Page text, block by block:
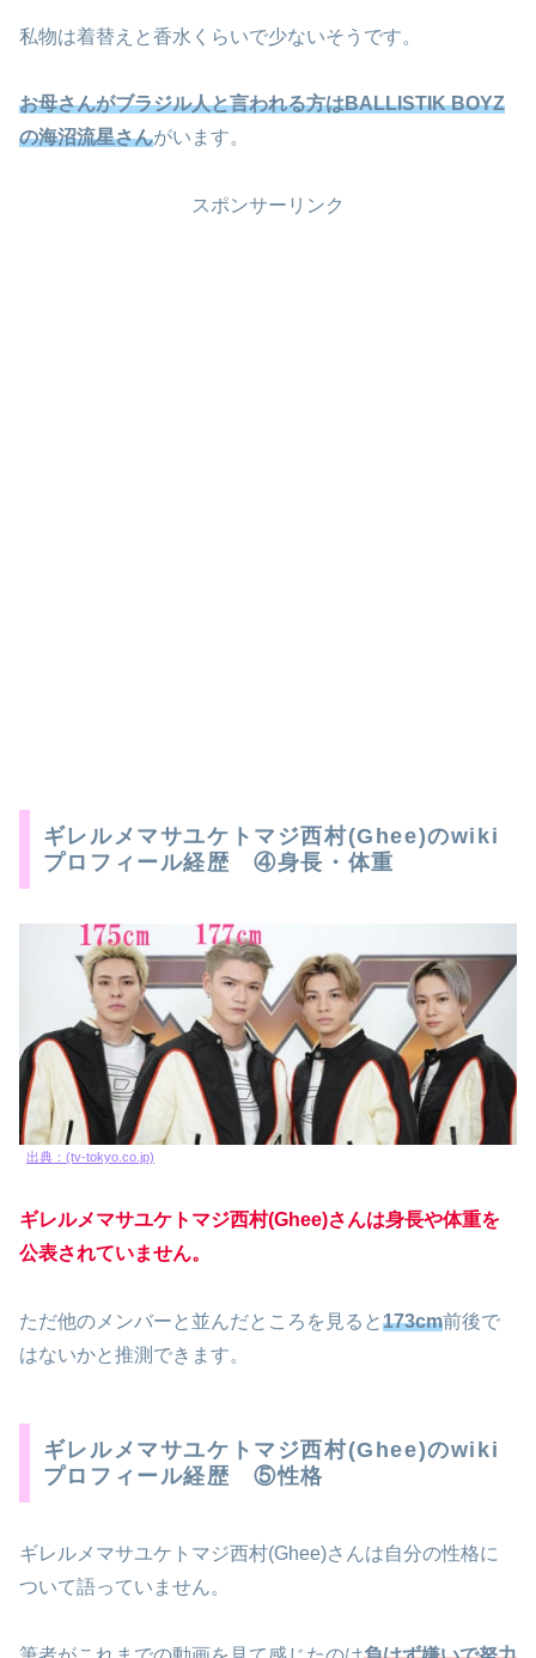
私物は着替えと香水くらいで少ないそうです。
お母さんがブラジル人と言われる方はBALLISTIK BOYZ
の海沼流星さんがいます。
スポンサーリンク
ギレルメマサユケトマジ西村(Ghee)のwiki
プロフィール経歴 ④身長・体重
出典：(tv-tokyo.co.jp)
ギレルメマサユケトマジ西村(Ghee)さんは身長や体重を
公表されていません。
ただ他のメンバーと並んだところを見ると173cm前後で
はないかと推測できます。
ギレルメマサユケトマジ西村(Ghee)のwiki
プロフィール経歴 ⑤性格
ギレルメマサユケトマジ西村(Ghee)さんは自分の性格に
ついて語っていません。